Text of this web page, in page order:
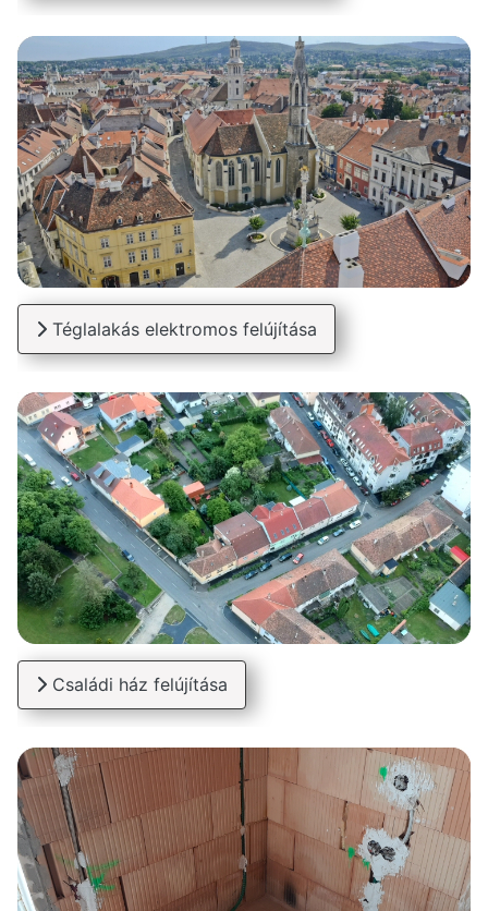
Téglalakás elektromos felújítása
Családi ház felújítása